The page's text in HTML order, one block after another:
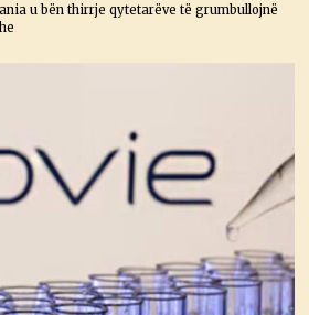
u bën thirrje qytetarëve të grumbullojnë